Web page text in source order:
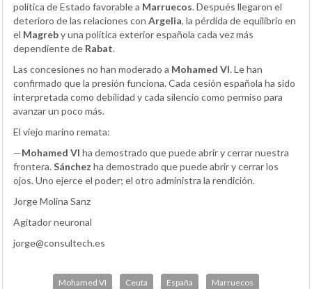
política de Estado favorable a Marruecos. Después llegaron el
deterioro de las relaciones con Argelia, la pérdida de equilibrio en
el Magreby una política exterior española cada vez más
dependiente de Rabat.
Las concesiones no han moderado a Mohamed VI. Le han
confirmado que la presión funciona. Cada cesión española ha sido
interpretada como debilidad y cada silencio como permiso para
avanzar un poco más.
El viejo marino remata:
—Mohamed VI ha demostrado que puede abrir y cerrar nuestra
frontera.Sánchez ha demostrado que puede abrir y cerrar los
ojos. Uno ejerce el poder; el otro administra la rendición.
Jorge Molina Sanz
Agitador neuronal
jorge@consultech.es
Mohamed VI Ceuta España Marruecos